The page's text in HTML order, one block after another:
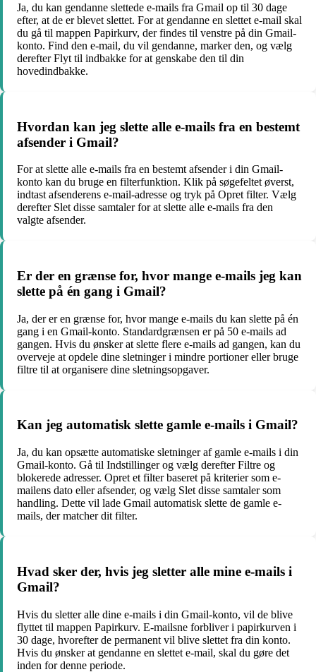
Ja, du kan gendanne slettede e-mails fra Gmail op til 30 dage
efter, at de er blevet slettet. For at gendanne en slettet e-mail skal
du gå til mappen Papirkurv, der findes til venstre på din Gmail-
konto. Find den e-mail, du vil gendanne, marker den, og vælg
derefter Flyt til indbakke for at genskabe den til din
hovedindbakke.
Hvordan kan jeg slette alle e-mails fra en bestemt
afsender i Gmail?
For at slette alle e-mails fra en bestemt afsender i din Gmail-
konto kan du bruge en filterfunktion. Klik på søgefeltet øverst,
indtast afsenderens e-mail-adresse og tryk på Opret filter. Vælg
derefter Slet disse samtaler for at slette alle e-mails fra den
valgte afsender.
Er der en grænse for, hvor mange e-mails jeg kan
slette på én gang i Gmail?
Ja, der er en grænse for, hvor mange e-mails du kan slette på én
gang i en Gmail-konto. Standardgrænsen er på 50 e-mails ad
gangen. Hvis du ønsker at slette flere e-mails ad gangen, kan du
overveje at opdele dine sletninger i mindre portioner eller bruge
filtre til at organisere dine sletningsopgaver.
Kan jeg automatisk slette gamle e-mails i Gmail?
Ja, du kan opsætte automatiske sletninger af gamle e-mails i din
Gmail-konto. Gå til Indstillinger og vælg derefter Filtre og
blokerede adresser. Opret et filter baseret på kriterier som e-
mailens dato eller afsender, og vælg Slet disse samtaler som
handling. Dette vil lade Gmail automatisk slette de gamle e-
mails, der matcher dit filter.
Hvad sker der, hvis jeg sletter alle mine e-mails i
Gmail?
Hvis du sletter alle dine e-mails i din Gmail-konto, vil de blive
flyttet til mappen Papirkurv. E-mailsne forbliver i papirkurven i
30 dage, hvorefter de permanent vil blive slettet fra din konto.
Hvis du ønsker at gendanne en slettet e-mail, skal du gøre det
inden for denne periode.